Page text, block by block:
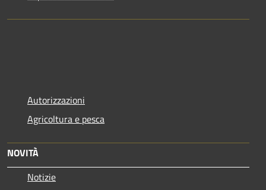
Autorizzazioni
Agricoltura e pesca
NOVITÀ
Notizie